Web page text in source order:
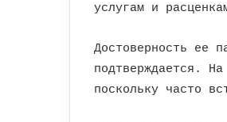
услугам и
Достоверность ее
подтверждается.
поскольку часто